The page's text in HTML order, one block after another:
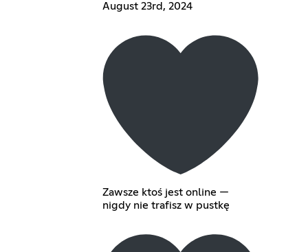
August 23rd, 2024
Zawsze ktoś jest online —
nigdy nie trafisz w pustkę